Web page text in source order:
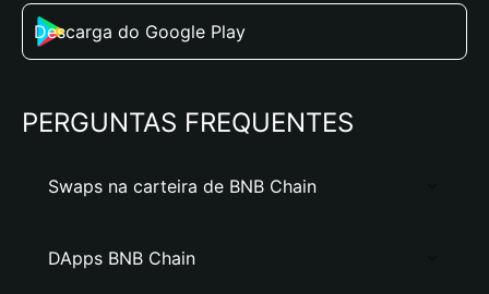
Descarga do Google Play
PERGUNTAS FREQUENTES
Swaps na carteira de BNB Chain
DApps BNB Chain